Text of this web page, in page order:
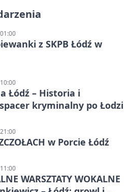
z SKPB Łódź w
Łódź – Historia i
kryminalny po Łodzi
w Porcie Łódź
WARSZTATY WOKALNE